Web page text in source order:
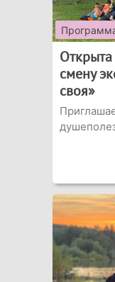
смену
своя»